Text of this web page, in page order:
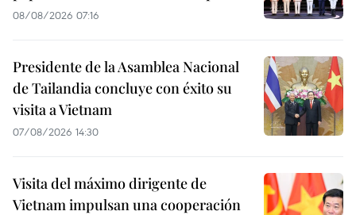
08/08/2026 07:16
Presidente de la Asamblea Nacional
de Tailandia concluye con éxito su
visita a Vietnam
07/08/2026 14:30
Visita del máximo dirigente de
Vietnam impulsan una cooperación